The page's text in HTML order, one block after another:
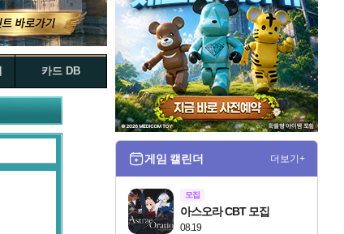
맵
카드 DB
게임 캘린더 더보기+
모집
08.19
아스오라 CBT 모집